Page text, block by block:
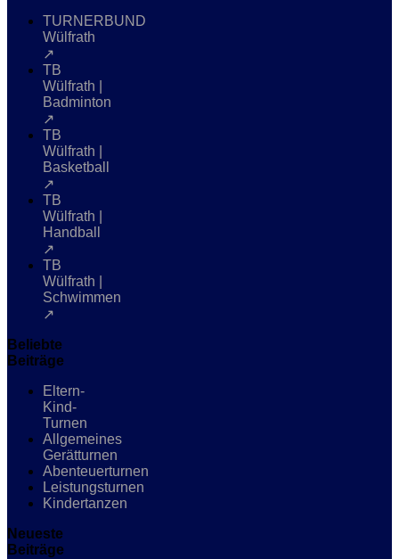
TURNERBUND
Wülfrath
↗
TB
Wülfrath |
Badminton
↗
TB
Wülfrath |
Basketball
↗
TB
Wülfrath |
Handball
↗
TB
Wülfrath |
Schwimmen
↗
Beliebte
Beiträge
Eltern-
Kind-
Turnen
Allgemeines
Gerätturnen
Abenteuerturnen
Leistungsturnen
Kindertanzen
Neueste
Beiträge